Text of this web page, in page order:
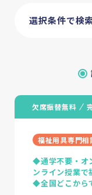
選択条件で検
欠席振替無料
福祉用具専門相
◆通学不要・オ
ンライン授業で
◆全国どこから